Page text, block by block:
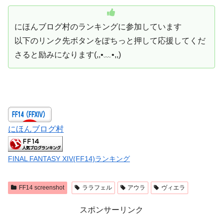
にほんブログ村のランキングに参加しています
以下のリンク先ボタンをぽちっと押して応援してくだ
さると励みになります(,,•﹏•,,)
にほんブログ村
FINAL FANTASY XIV(FF14)ランキング
FF14 screenshot ララフェル アウラ ヴィエラ
スポンサーリンク